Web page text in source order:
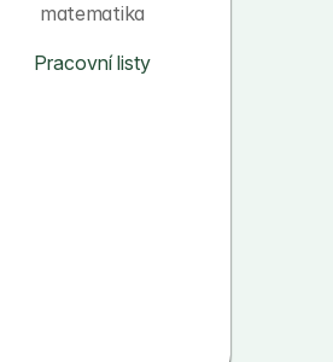
matematika
Pracovní listy